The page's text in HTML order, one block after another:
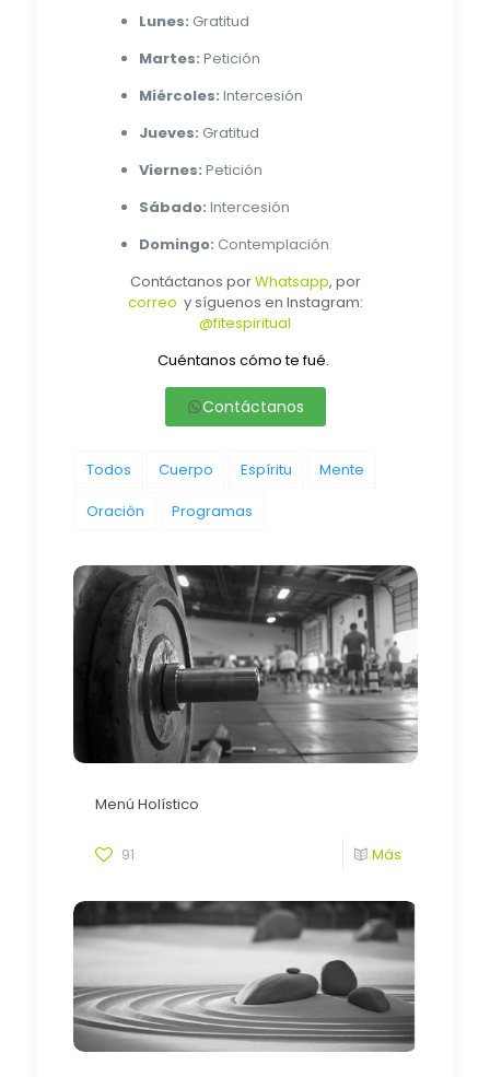
Lunes: Gratitud
Martes: Petición
Miércoles: Intercesión
Jueves: Gratitud
Viernes: Petición
Sábado: Intercesión
Domingo: Contemplación.
Contáctanos porWhatsapp, por
correo y síguenos en Instagram:
@fitespiritual
Cuéntanos cómo te fué.
Contáctanos
Todos Cuerpo Espíritu Mente
Oración Programas
Menú Holístico
91 Más